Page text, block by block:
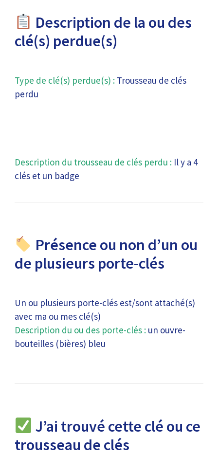
Description de la ou des
clé(s) perdue(s)
Type de clé(s) perdue(s) : Trousseau de clés
perdu
Description du trousseau de clés perdu : Il y a 4
clés et un badge
Présence ou non d’un ou
de plusieurs porte-clés
Un ou plusieurs porte-clés est/sont attaché(s)
avec ma ou mes clé(s)
Description du ou des porte-clés : un ouvre-
bouteilles (bières) bleu
J’ai trouvé cette clé ou ce
trousseau de clés